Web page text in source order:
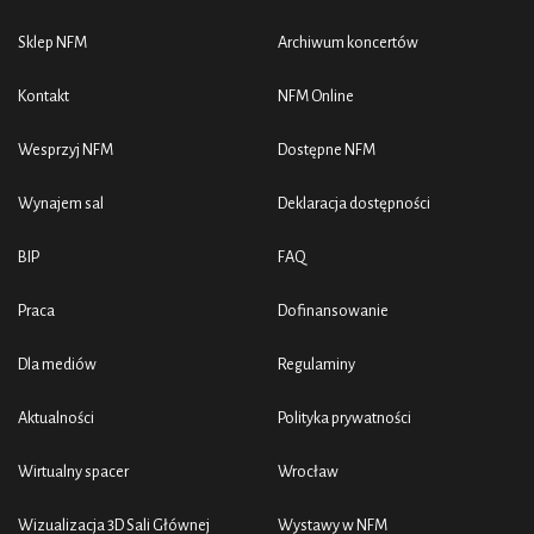
czerwcu 2021 roku premierę miał wydany przez wytwórnię
artystycznych w ramach dalszej współpracy z Narodowym
Sklep NFM
Kontakt
Wesprzyj NFM
Wynajem sal
BIP
Praca
Dla mediów
Aktualności
Wirtualny spacer
Wizualizacja 3D Sali Głównej
Archiwum koncertów
NFM Online
Dostępne NFM
Deklaracja dostępności
FAQ
Dofinansowanie
Regulaminy
Polityka prywatności
Wrocław
Wystawy w NFM